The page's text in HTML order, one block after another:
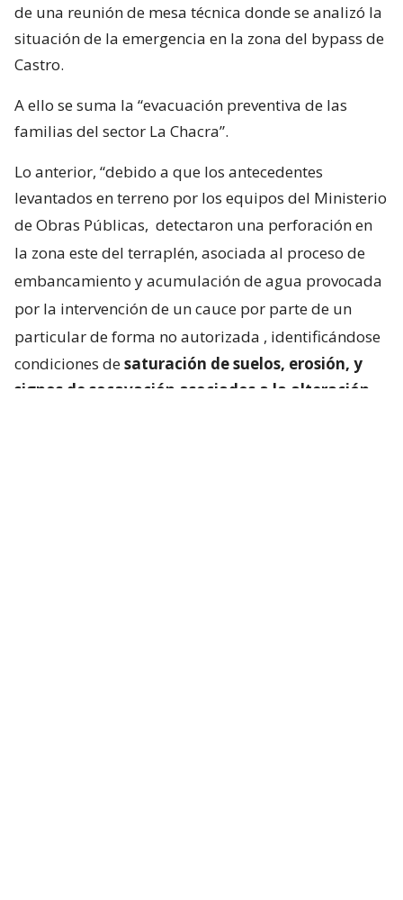
de una reunión de mesa técnica donde se analizó la
situación de la emergencia en la zona del bypass de
Castro.
A ello se suma la “evacuación preventiva de las
familias del sector La Chacra”.
Lo anterior, “debido a que los antecedentes
levantados en terreno por los equipos del Ministerio
de Obras Públicas, detectaron una perforación en
la zona este del terraplén, asociada al proceso de
embancamiento y acumulación de agua provocada
por la intervención de un cauce por parte de un
particular de forma no autorizada , identificándose
condiciones desaturación de suelos, erosión, y
signos de socavación asociados a la alteración